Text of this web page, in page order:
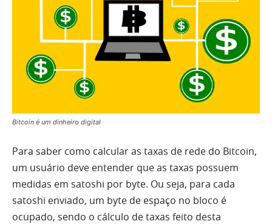
Bitcoin é um dinheiro digital
Para saber como calcular as taxas de rede do Bitcoin,
um usuário deve entender que as taxas possuem
medidas em satoshi por byte. Ou seja, para cada
satoshi enviado, um byte de espaço no bloco é
ocupado, sendo o cálculo de taxas feito desta